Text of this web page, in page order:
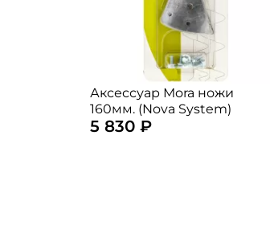
Аксессуар Mora ножи
160мм. (Nova System)
5 830 ₽